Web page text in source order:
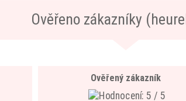
Ověřeno zákazníky
Ověřený zákazník